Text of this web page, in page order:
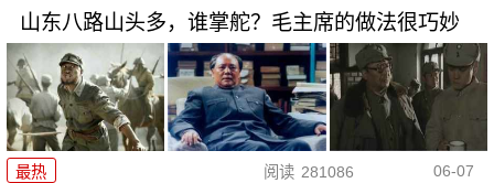
山东八路山头多，谁掌舵？毛主席的做法很巧妙
最热 阅读 281086 06-07